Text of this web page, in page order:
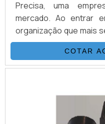
Precisa, uma
mercado. Ao entrar
organização que mais
o cliente receberá
para sanar
produto a ser
CONTROLE
encontrar válvulas de
em uma empresa
COTAR